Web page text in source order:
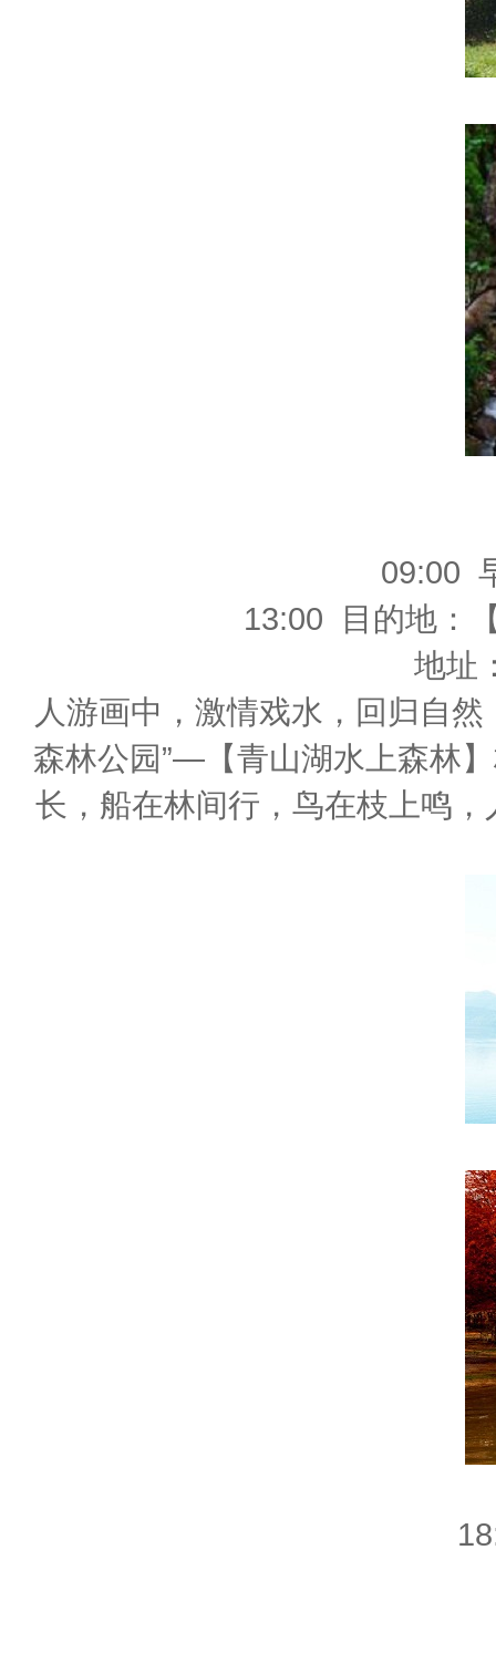
09:00
13:00 目的地：
地址
人游画中，激情戏水，回归自
森林公园”—【青山湖水上森林
长，船在林间行，鸟在枝上鸣